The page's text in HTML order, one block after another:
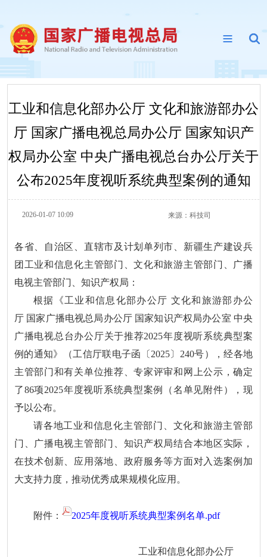
工业和信息化部办公厅 文化和旅游部办公
厅 国家广播电视总局办公厅 国家知识产
权局办公室 中央广播电视总台办公厅关于
公布2025年度视听系统典型案例的通知
2026-01-07 10:09 来源： 科技司
各省、自治区、直辖市及计划单列市、新疆生产建设兵
团工业和信息化主管部门、文化和旅游主管部门、广播
电视主管部门、知识产权局：
根据《工业和信息化部办公厅 文化和旅游部办公
厅 国家广播电视总局办公厅 国家知识产权局办公室 中央
广播电视总台办公厅关于推荐2025年度视听系统典型案
例的通知》（工信厅联电子函〔2025〕240号），经各地
主管部门和有关单位推荐、专家评审和网上公示，确定
了86项2025年度视听系统典型案例（名单见附件），现
予以公布。
请各地工业和信息化主管部门、文化和旅游主管部
门、广播电视主管部门、知识产权局结合本地区实际，
在技术创新、应用落地、政府服务等方面对入选案例加
大支持力度，推动优秀成果规模化应用。
附件： 2025年度视听系统典型案例名单.pdf
工业和信息化部办公厅